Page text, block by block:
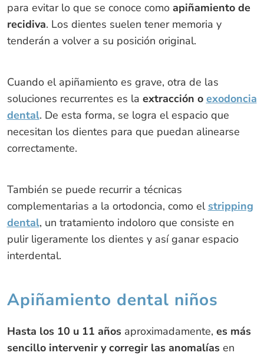
para evitar lo que se conoce comoapiñamiento de
recidiva. Los dientes suelen tener memoria y
tenderán a volver a su posición original.
Cuando el apiñamiento es grave, otra de las
soluciones recurrentes es la extracción o exodoncia
dental. De esta forma, se logra el espacio que
necesitan los dientes para que puedan alinearse
correctamente.
También se puede recurrir a técnicas
complementarias a la ortodoncia, como el stripping
dental, un tratamiento indoloro que consiste en
pulir ligeramente los dientes y así ganar espacio
interdental.
Apiñamiento dental niños
Hasta los 10 u 11 añosaproximadamente, es más
sencillo intervenir y corregir las anomalías en